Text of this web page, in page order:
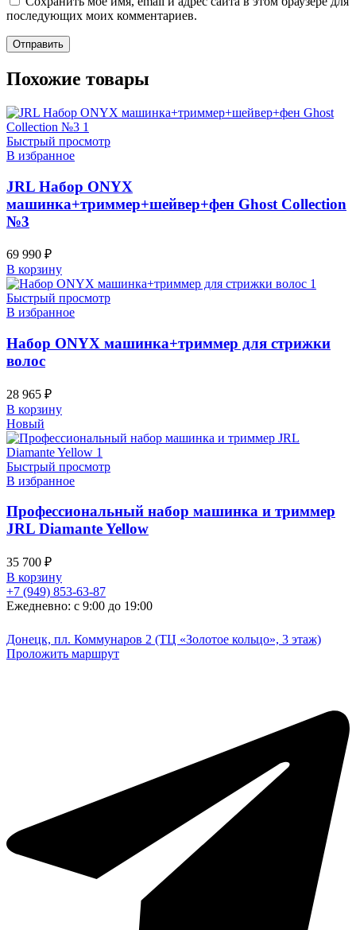
последующих моих комментариев.
Похожие товары
Быстрый просмотр
В избранное
JRL Набор ONYX
машинка+триммер+шейвер+фен Ghost Collection
№3
69 990 ₽
В корзину
Быстрый просмотр
В избранное
Набор ONYX машинка+триммер для стрижки
волос
28 965 ₽
В корзину
Новый
Быстрый просмотр
В избранное
Профессиональный набор машинка и триммер
JRL Diamante Yellow
35 700 ₽
В корзину
+7 (949) 853-63-87
Ежедневно: с 9:00 до 19:00
Донецк, пл. Коммунаров 2 (ТЦ «Золотое кольцо», 3 этаж)
Проложить маршрут